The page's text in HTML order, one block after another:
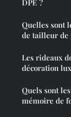
DPE ?
Quelles sont
de tailleur de
Les rideaux
décoration
Quels sont
mémoire de